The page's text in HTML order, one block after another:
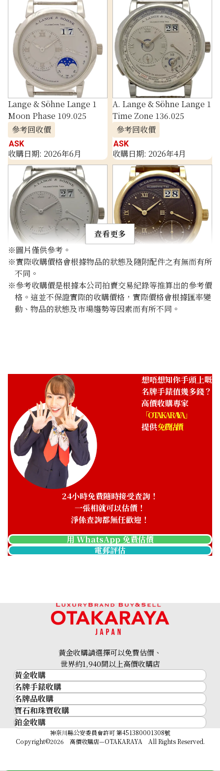
Lange & Söhne Lange 1
Moon Phase 109.025
參考回收價
ASK
收購日期: 2026年6月
A. Lange & Söhne Lange 1
Time Zone 136.025
參考回收價
ASK
收購日期: 2026年4月
A. Lange & Söhne Lange 1
101.025
參考回收價
Lange 1
181.037/LSLS1814AA
參考回收價
A. Lange & Söhne Lange 1
Moon Phase
139.032/LSLS1394AA
參考回收價
收購日期: 2026年2月
ASK
收購日期: 2025年9月
A. Lange & Söhne Lange 1
136.032/LSLS1364AA
ASK
收購日期: 2025年12月
A. Lange & Söhne Lange 1
Time Zone 136.025/
LSLS1362AA
參考回收價
查看更多
※圖片僅供參考。
※實際收購價格會根據物品的狀態及隨附配件之有無而有所
不同。
※參考收購價是根據本公司拍賣交易紀錄等推算出的參考價
格。這並不保證實際的收購價格，實際價格會根據匯率變
動、物品的狀態及市場趨勢等因素而有所不同。
想唔想知你手頭上嘅
名牌手錶值幾多錢？
高價收購專家
「OTAKARAYA」
提供免費估價
24小時免費隨時接受查詢！
一張相就可以估價！
淨係查詢都無任歡迎！
用 WhatsApp 免費估價
電郵評估
黃金收購請選擇可以免費估價、
世界約1,940間以上高價收購店
黃金收購
黃金･金條
金條
金幣及銀幣
過去十年黃金價格
金飾
名牌手錶收購
名牌手錶收購
勞力士 (Rolex)
Patek Philippe
Audemars Piguet
名牌品收購
名牌品收購
HERMES
LOUIS VUITTON
CHANEL
寶石和珠寶收購
寶石和珠寶
祖母綠
鉑金收購
神奈川縣公安委員會許可 第451380001308號
Copyright©2026 高價收購店—OTAKARAYA All Rights Reserved.